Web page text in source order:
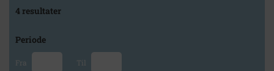
4 resultater
Periode
Fra Til